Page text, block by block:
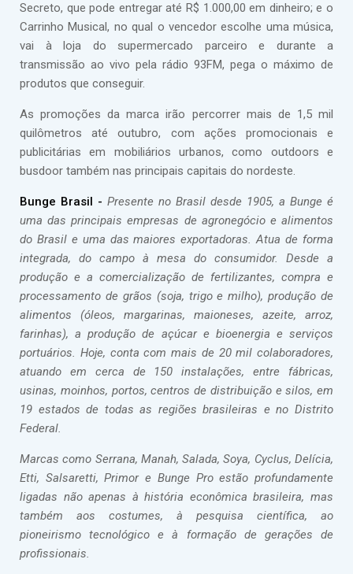
Secreto, que pode entregar até R$ 1.000,00 em dinheiro; e o
Carrinho Musical, no qual o vencedor escolhe uma música,
vai à loja do supermercado parceiro e durante a
transmissão ao vivo pela rádio 93FM, pega o máximo de
produtos que conseguir.
As promoções da marca irão percorrer mais de 1,5 mil
quilômetros até outubro, com ações promocionais e
publicitárias em mobiliários urbanos, como outdoors e
busdoor também nas principais capitais do nordeste.
Bunge Brasil - Presente no Brasil desde 1905, a Bunge é
uma das principais empresas de agronegócio e alimentos
do Brasil e uma das maiores exportadoras. Atua de forma
integrada, do campo à mesa do consumidor. Desde a
produção e a comercialização de fertilizantes, compra e
processamento de grãos (soja, trigo e milho), produção de
alimentos (óleos, margarinas, maioneses, azeite, arroz,
farinhas), a produção de açúcar e bioenergia e serviços
portuários. Hoje, conta com mais de 20 mil colaboradores,
atuando em cerca de 150 instalações, entre fábricas,
usinas, moinhos, portos, centros de distribuição e silos, em
19 estados de todas as regiões brasileiras e no Distrito
Federal.
Marcas como Serrana, Manah, Salada, Soya, Cyclus, Delícia,
Etti, Salsaretti, Primor e Bunge Pro estão profundamente
ligadas não apenas à história econômica brasileira, mas
também aos costumes, à pesquisa científica, ao
pioneirismo tecnológico e à formação de gerações de
profissionais.